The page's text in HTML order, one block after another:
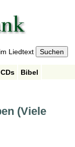
im Liedtext
CDs
Bibel
(Viele